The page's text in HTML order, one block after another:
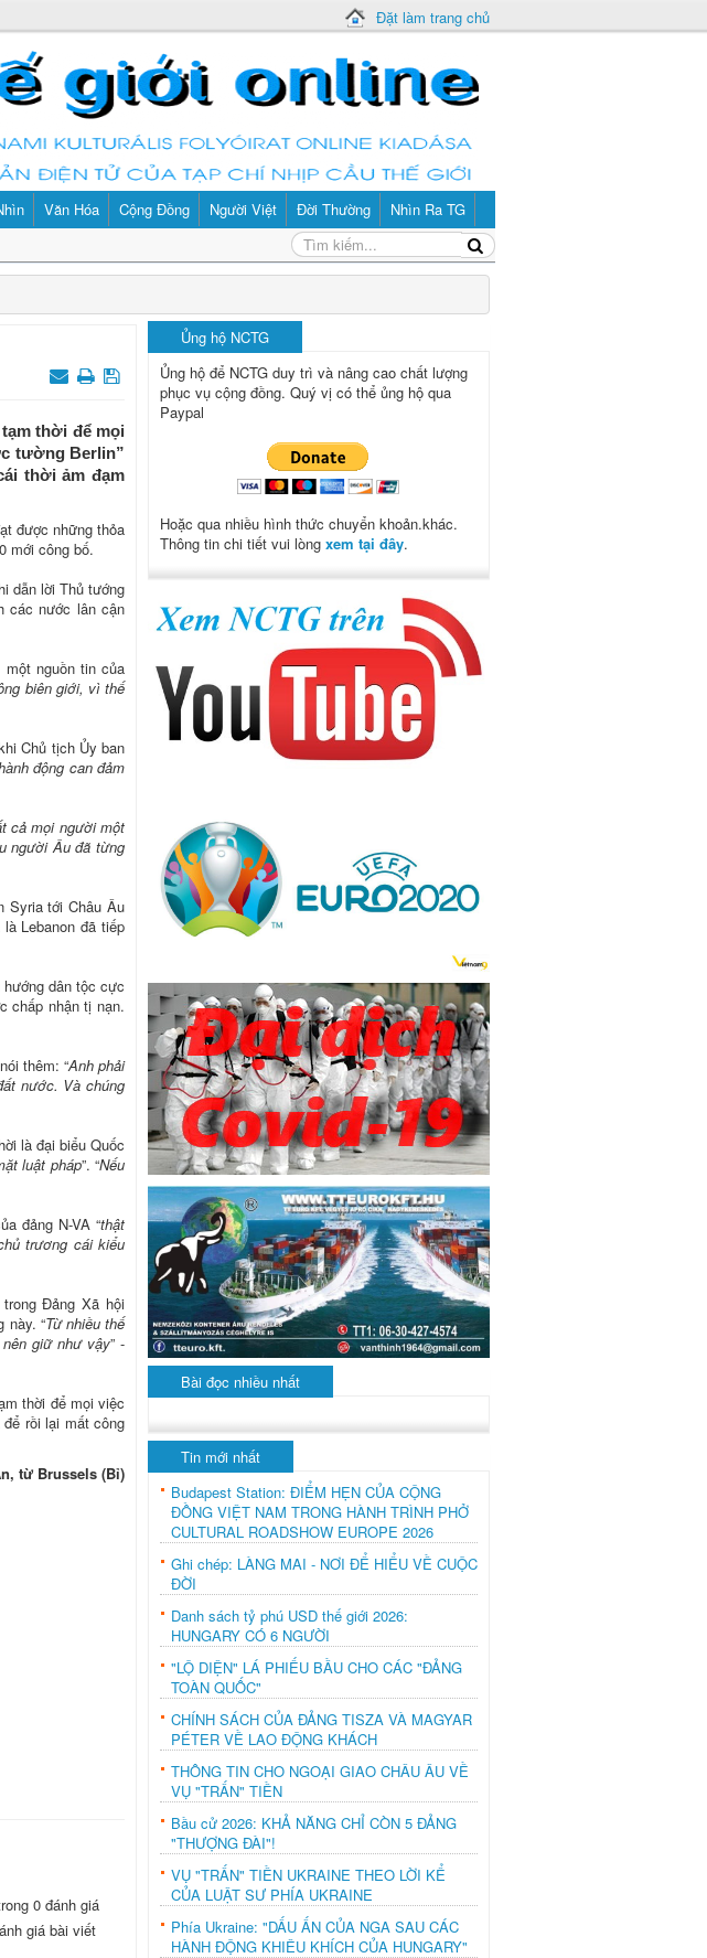
Đặt làm trang chủ
Văn Hóa Cộng Đồng Người Việt Đời Thường Nhìn Ra TG
thời để mọi
tường Berlin”
thời ảm đạm
được những thỏa
mới công bố.
dẫn lời Thủ tướng
các nước lân cận
một nguồn tin của
biên giới, vì thế
Chủ tịch Ủy ban
động can đảm
cả mọi người một
người Âu đã từng
Syria tới Châu Âu
Lebanon đã tiếp
dân tộc cực
chấp nhận tị nạn.
thêm: “Anh phải
nước. Và chúng
là đại biểu Quốc
luật pháp”. “Nếu
đảng N-VA “thật
trương cái kiểu
Đảng Xã hội
này. “Từ nhiều thế
giữ như vậy” -
thời để mọi việc
rồi lại mất công
từ Brussels (Bỉ)
0 đánh giá
giá bài viết
Ủng hộ NCTG
Ủng hộ để NCTG duy trì và nâng cao chất lượng
phục vụ cộng đồng. Quý vị có thể ủng hộ qua
Paypal
Hoặc qua nhiều hình thức chuyển khoản.khác.
Thông tin chi tiết vui lòng xem tại đây.
Bài đọc nhiều nhất
Tin mới nhất
Budapest Station: ĐIỂM HẸN CỦA CỘNG
ĐỒNG VIỆT NAM TRONG HÀNH TRÌNH PHỞ
CULTURAL ROADSHOW EUROPE 2026
Ghi chép: LÀNG MAI - NƠI ĐỂ HIỂU VỀ CUỘC
ĐỜI
Danh sách tỷ phú USD thế giới 2026:
HUNGARY CÓ 6 NGƯỜI
"LỘ DIỆN" LÁ PHIẾU BẦU CHO CÁC "ĐẢNG
TOÀN QUỐC"
CHÍNH SÁCH CỦA ĐẢNG TISZA VÀ MAGYAR
PÉTER VỀ LAO ĐỘNG KHÁCH
THÔNG TIN CHO NGOẠI GIAO CHÂU ÂU VỀ
VỤ "TRẤN" TIỀN
Bầu cử 2026: KHẢ NĂNG CHỈ CÒN 5 ĐẢNG
"THƯỢNG ĐÀI"!
VỤ "TRẤN" TIỀN UKRAINE THEO LỜI KỂ
CỦA LUẬT SƯ PHÍA UKRAINE
Phía Ukraine: "DẤU ẤN CỦA NGA SAU CÁC
HÀNH ĐỘNG KHIÊU KHÍCH CỦA HUNGARY"